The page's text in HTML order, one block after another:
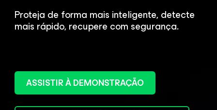
Proteja de forma mais inteligente, detecte
mais rápido, recupere com segurança.
ASSISTIR À DEMONSTRAÇÃO